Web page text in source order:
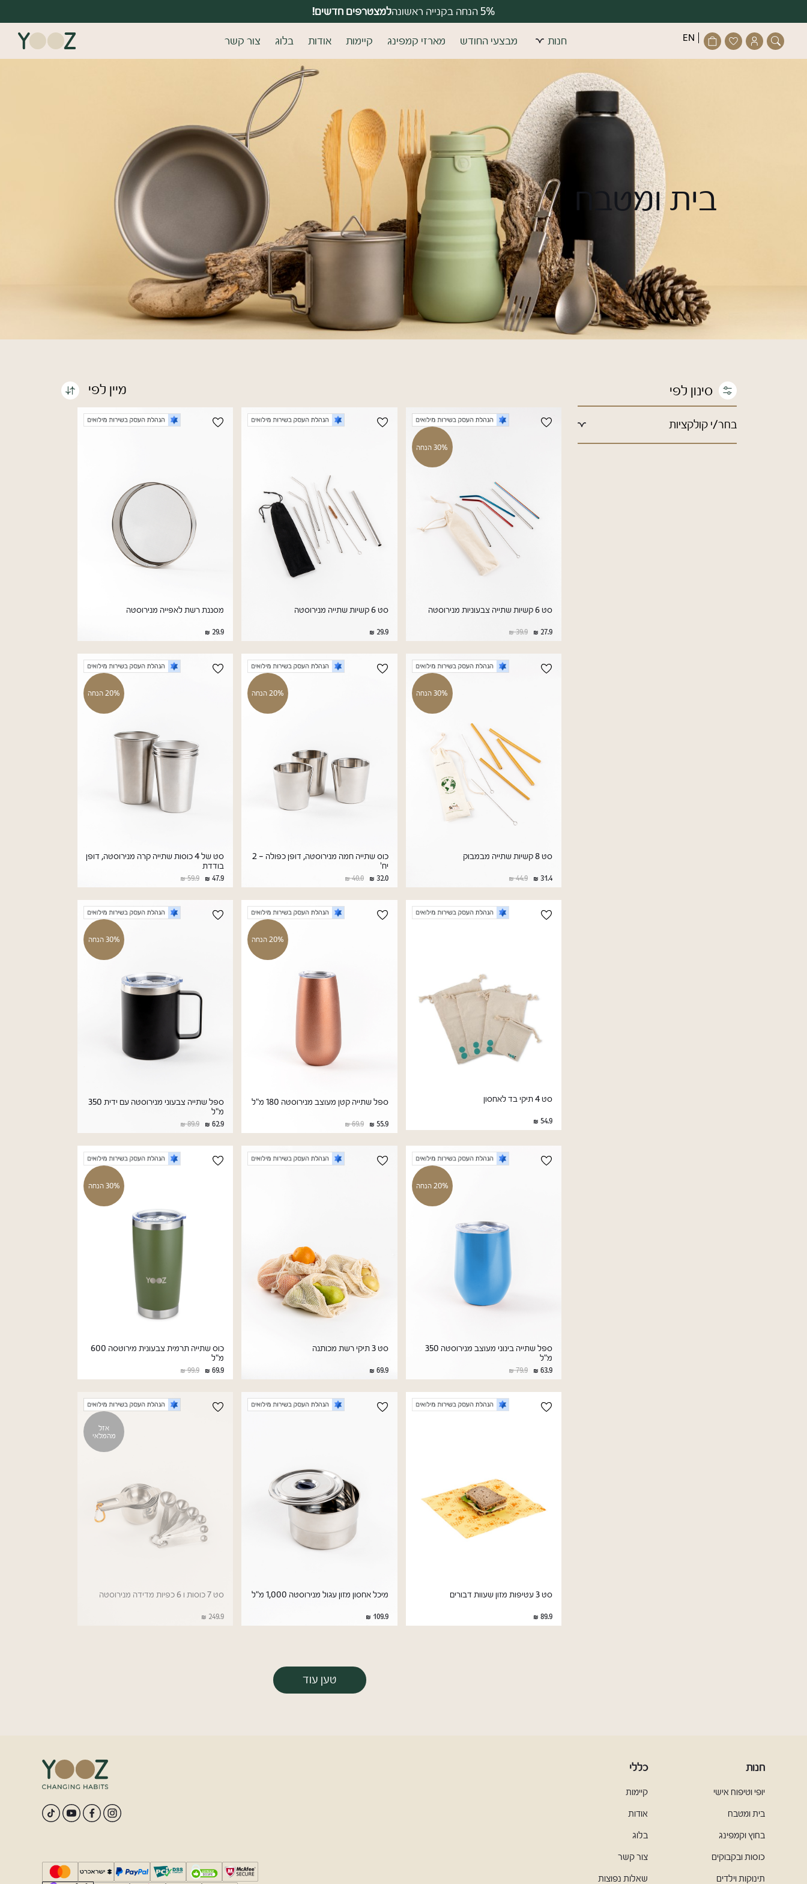
משלוחים חינם בקנייה מעל 399 ₪ 5% הנחה בקנייה ראשונה למצטרפים חדשים!
EN
פתיחת
חלונית
עגלה
פתיחת
חלונית
משתמש
פתיחת
מועדפים
למשתמש
חנות מבצעי החודש מארזי קמפינג קיימות אודות בלוג צור קשר
סגור
כבר רשומים?
התחברו
זכור אותי
משתמש חדש/אורח
דאגנו לכם ליצירת חשבון קלה ומהירה במיוחד. המשיכו למילוי
פרטיכם ותוכלו ליהנות מהיתרונות של משתמש רשום כבר עכשיו.
להרשמה בית ומטבח
מיין לפי
מחיר מגבוה לנמוך
בחר/י קולקציות
חדשים ומומלצים
30% הנחה
סט 6 קשיות שתייה צבעוניות מנירוסטה
27.9
39.9
סט 6 קשיות שתייה מנירוסטה
29.9
מסננת רשת לאפייה מנירוסטה
29.9
30% הנחה
סט 8 קשיות שתייה מבמבוק
31.4
44.9
20% הנחה
כוס שתייה חמה מנירוסטה, דופן כפולה - 2
יח'
32.0
40.0
20% הנחה
סט של 4 כוסות שתייה קרה מנירוסטה, דופן
בודדת
47.9
59.9
סט 4 תיקי בד לאחסון
54.9
20% הנחה
ספל שתייה קטן מעוצב מנירוסטה 180 מ"ל
55.9
69.9
30% הנחה
ספל שתייה צבעוני מנירוסטה עם ידית 350
מ"ל
62.9
89.9
20% הנחה
ספל שתייה בינוני מעוצב מנירוסטה 350
מ"ל
63.9
79.9
סט 3 תיקי רשת מכותנה
69.9
30% הנחה
כוס שתייה תרמית צבעונית מירוטסה 600
מ"ל
69.9
99.9
סט 3 עטיפות מזון שעוות דבורים
89.9
מיכל אחסון מזון עגול מנירוסטה 1,000 מ"ל
109.9
אזל
מהמלאי
סט 7 כוסות ו 6 כפיות מדידה מנירוסטה
249.9
טען עוד
חנות
יופי וטיפוח אישי
בית ומטבח
בחוץ וקמפינג
כוסות ובקבוקים
תינוקות וילדים
כללי
קיימות
אודות
בלוג
צור קשר
שאלות נפוצות